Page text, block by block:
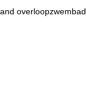
overloopzwembad